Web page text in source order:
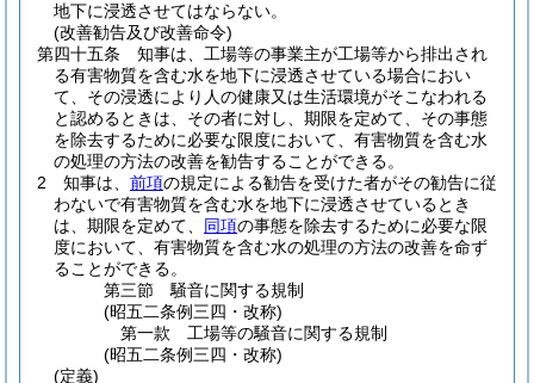
地下に浸透させてはならない。
(改善勧告及び改善命令)
第四十五条
知事は、工場等の事業主が工場等から排出され
る有害物質を含む水を地下に浸透させている場合におい
て、その浸透により人の健康又は生活環境がそこなわれる
と認めるときは、その者に対し、期限を定めて、その事態
を除去するために必要な限度において、有害物質を含む水
の処理の方法の改善を勧告することができる。
2
知事は、 前項の規定による勧告を受けた者がその勧告に従
わないで有害物質を含む水を地下に浸透させているとき
は、期限を定めて、 同項の事態を除去するために必要な限
度において、有害物質を含む水の処理の方法の改善を命ず
ることができる。
第三節
騒音に関する規制
(昭五二条例三四・改称)
第一款
工場等の騒音に関する規制
(昭五二条例三四・改称)
(定義)